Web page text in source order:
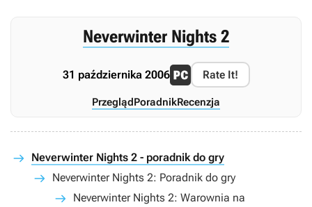
Neverwinter Nights 2
31 października 2006 Rate It!
PrzeglądPoradnikRecenzja
Neverwinter Nights 2 - poradnik do gry
Neverwinter Nights 2: Poradnik do gry
Neverwinter Nights 2: Warownia na